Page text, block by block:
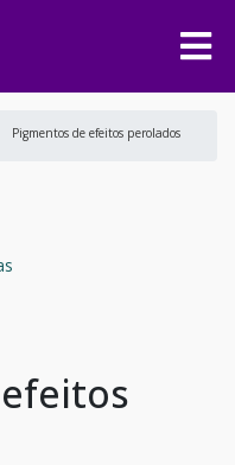
Pigmentos de efeitos perolados